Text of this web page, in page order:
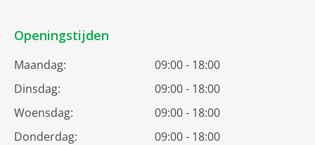
Openingstijden
Maandag:
09:00 - 18:00
Dinsdag:
09:00 - 18:00
Woensdag:
09:00 - 18:00
Donderdag:
09:00 - 18:00